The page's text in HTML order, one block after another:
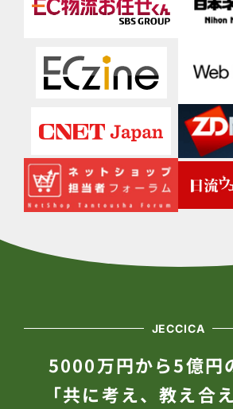
JECCICA
5000万円から5億円
「共に考え、教え合